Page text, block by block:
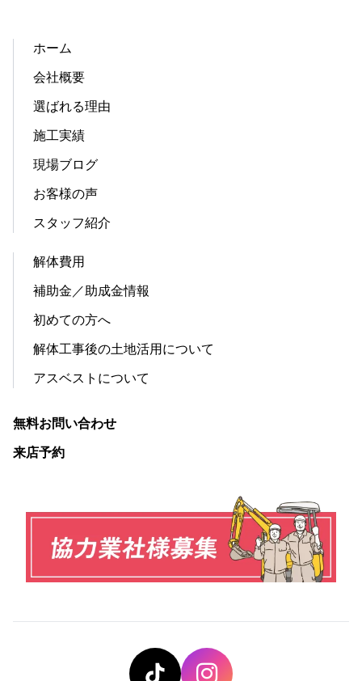
ホーム
会社概要
選ばれる理由
施工実績
現場ブログ
お客様の声
スタッフ紹介
解体費用
補助金／助成金情報
初めての方へ
解体工事後の土地活用について
アスベストについて
無料お問い合わせ
来店予約